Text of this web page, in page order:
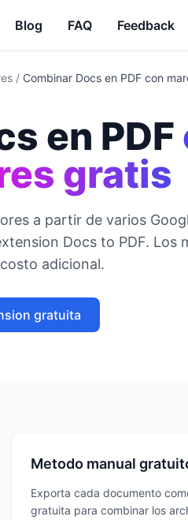
Blog FAQ Feedback
/ Combinar Docs en PDF con
en PDF
gratis
a partir de varios
Docs to PDF. Los
adicional.
gratuita
Metodo manual
Exporta cada documento
gratuita para combinar los